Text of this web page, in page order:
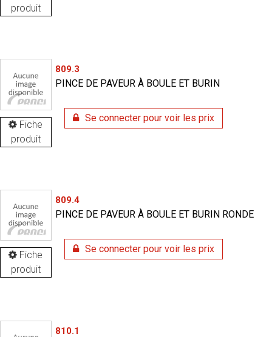
produit
Fiche
produit
809.3
PINCE DE PAVEUR À BOULE ET BURIN
Se connecter pour voir les prix
Fiche
produit
809.4
PINCE DE PAVEUR À BOULE ET BURIN RONDE
Se connecter pour voir les prix
810.1